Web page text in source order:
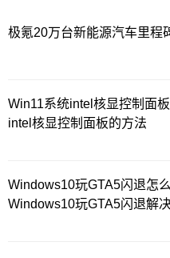
极氪20万台新能源汽车里程
Win11系统intel核显控制面
intel核显控制面板的方法
Windows10玩GTA5闪退怎么
Windows10玩GTA5闪退解